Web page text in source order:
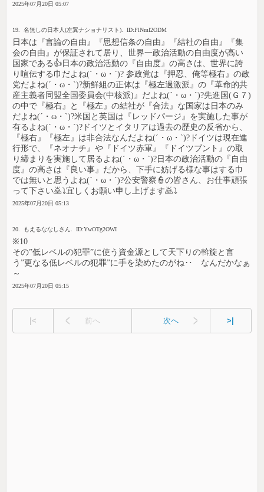
2025年07月20日 05:07
19. 名無しの日本人(左翼ナショナリスト). ID:FlNmI2ODM
日本は『言論の自由』『思想信条の自由』『結社の自由』『集
会の自由』が保証されて居り、世界一政治活動の自由度が高い
国家である👍日本の政治活動の『自由度』の高さは、世界に誇
り喧伝する巾だよね(´・ω・`)? 参政党は『押忍、俺等極右』の政
党だよね(´・ω・`)?新鮮組の正体は『極左過激派』の『革命的共
産主義者同盟全国委員会(中核派)』だよね(´・ω・`)?先進国(Ｇ７)
の中で『極右』と『極左』の結社が『合法』な国家は日本のみ
だよね(´・ω・`)?米国と英国は『レッドパージ』を実施した事が
有るよね(´・ω・`)?ドイツとイタリアは過去の歴史の反省から、
『極右』『極左』は非合法なんだよね(´・ω・`)?ドイツは現在進
行形で、『ネオナチ』や『ドイツ赤軍』『ドイツブント』の取
り締まりを実施して居るよね(´・ω・`)?日本の政治活動の『自由
度』の高さは『良い事』だから、下手に妨げる様な事はする巾
では無いと思うよね(´・ω・`)?公安警察👮の皆さん、お仕事頑張
って下さい🙇⤵宜しくお願い申し上げます🙇⤵
2025年07月20日 05:13
20. もえるななしさん. ID:YwOTg2OWI
※10
その”低レベルの犯罪”に使う資金源として天下りの斡旋と言
う”更なる低レベルの犯罪”に手を染めたのがね‥ なんだかなぁ
～
2025年07月20日 05:15
|< 前へ 次へ >|